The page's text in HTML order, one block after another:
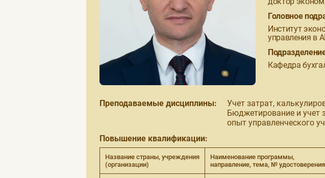
Головное
Институт
управления в
Кафедра
Преподаваемые дисциплины:
Учет затрат,
Бюджетирование и учет
опыт управленческого
Повышение квалификации:
Название страны, учреждения
(организации)
Наименование программы,
направление, тема, № удостоверения